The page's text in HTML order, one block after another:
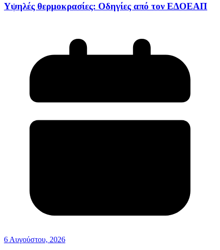
Υψηλές θερμοκρασίες: Οδηγίες από τον ΕΔΟΕΑΠ
6 Αυγούστου, 2026